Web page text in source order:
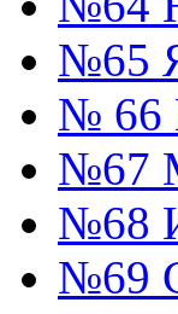
№65
№ 66
№67
№68
№69